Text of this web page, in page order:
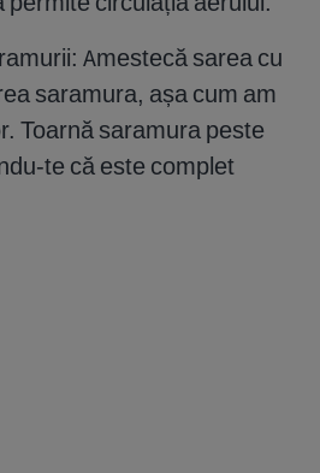
Amestecă sarea cu
saramura, așa cum am
Toarnă saramura peste
te că este complet